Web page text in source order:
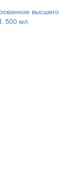
высшего
500 мл